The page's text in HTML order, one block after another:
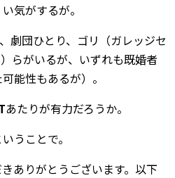
気がするが。
劇団ひとり、ゴリ（ガレッジセ
らがいるが、いずれも既婚者
能性もあるが）。
あたりが有力だろうか。
うことで。
ありがとうございます。以下